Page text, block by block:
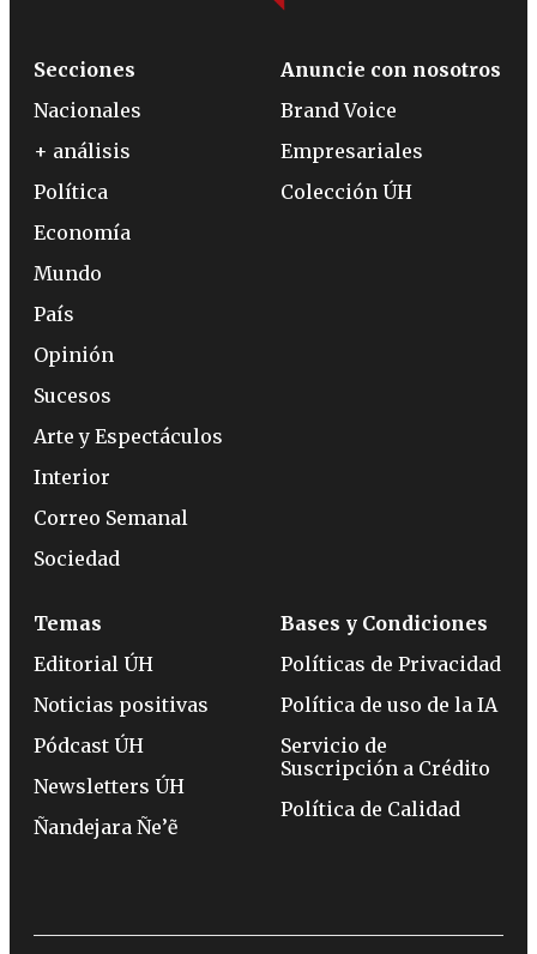
Secciones
Nacionales
+ análisis
Política
Economía
Mundo
País
Opinión
Sucesos
Arte y Espectáculos
Interior
Correo Semanal
Sociedad
Anuncie con nosotros
Brand Voice
Empresariales
Colección ÚH
Temas
Editorial ÚH
Noticias positivas
Pódcast ÚH
Newsletters ÚH
Ñandejara Ñe’ẽ
Bases y Condiciones
Políticas de Privacidad
Política de uso de la IA
Servicio de
Suscripción a Crédito
Política de Calidad